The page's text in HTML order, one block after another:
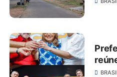
emBRASIL